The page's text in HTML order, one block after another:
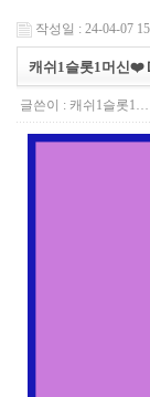
작성일 : 24-04-07
캐쉬1슬롯1머신❤️
글쓴이 : 캐쉬1슬롯1…